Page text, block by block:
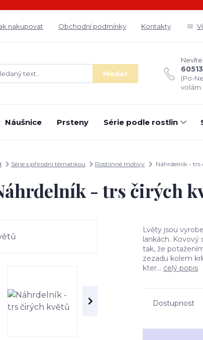
nakupovat Obchodní podmínky Kontakty
Hledat
Nevíte
(Po-
volám
Náušnice Prsteny Série podle rostlin
Série s přírodní tématikou Rostlinné motivy Náhrdelník -
- trs čirých
Lvěty jsou
lankách. Kovový
tak, že
zezadu kolem
kter... celý popis
Dostupnost